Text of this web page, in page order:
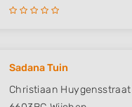
Sadana Tuin
Christiaan Huygensstraat